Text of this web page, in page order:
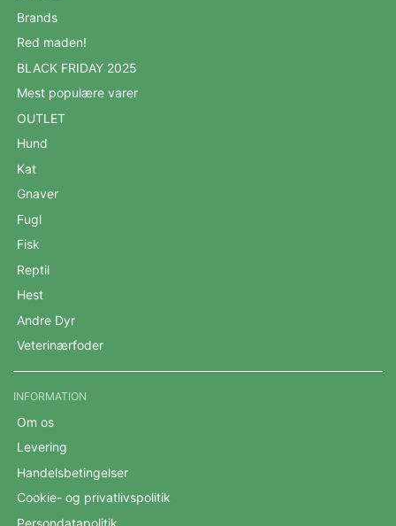
Brands
Red maden!
BLACK FRIDAY 2025
Mest populære varer
OUTLET
Hund
Kat
Gnaver
Fugl
Fisk
Reptil
Hest
Andre Dyr
Veterinærfoder
INFORMATION
Om os
Levering
Handelsbetingelser
Cookie- og privatlivspolitik
Persondatapolitik